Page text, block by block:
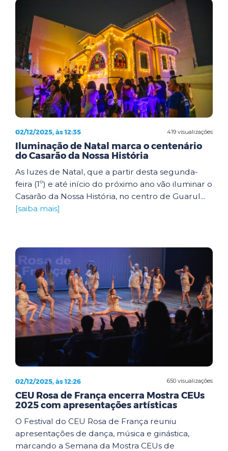
419 visualizações
02/12/2025, às 12:35
Iluminação de Natal marca o centenário
do Casarão da Nossa História
As luzes de Natal, que a partir desta segunda-
feira (1º) e até início do próximo ano vão iluminar o
Casarão da Nossa História, no centro de Guarul...
[saiba mais]
650 visualizações
02/12/2025, às 12:26
CEU Rosa de França encerra Mostra CEUs
2025 com apresentações artísticas
O Festival do CEU Rosa de França reuniu
apresentações de dança, música e ginástica,
marcando a Semana da Mostra CEUs de